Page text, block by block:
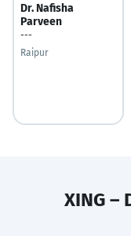
Dr. Nafisha
Parveen
---
Raipur
XING –